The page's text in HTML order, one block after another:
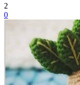
2
0